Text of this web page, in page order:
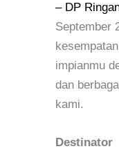
– DP
September
impianmu
dan
kami.
Destinator